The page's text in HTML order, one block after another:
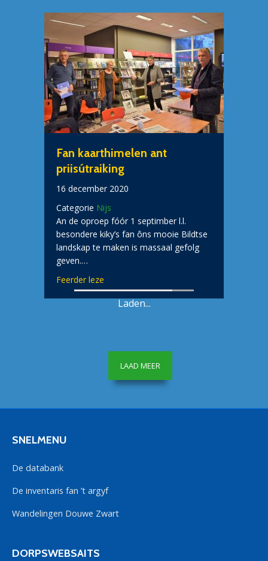
Fan kaarthimelen ant
priisútraiking
16 december 2020
Categorie Nijs
An de oproep fóór 1 septimber l.l.
besondere kiky’s fan ôns mooie Bildtse
landskap te maken is massaal gefolg
geven.…
Feerder leze
Laden...
LAAD MEER
SNELMENU
De databank
De inventaris fan ’t argyf
Wandelingen Douwe Zwart
DORPSWEBSAITS